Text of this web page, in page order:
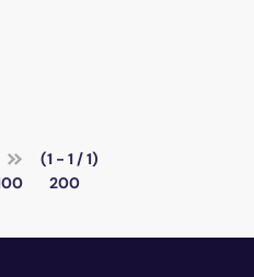
(1 - 1 / 1)
200